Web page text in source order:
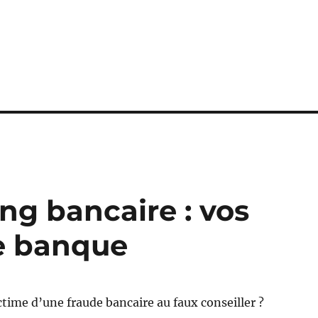
bancaire : vos
banque
d’une fraude bancaire au faux conseiller ?